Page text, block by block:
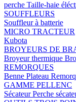
perche Taille-haie
SOUFFLEURS
Souffleur à batterie
MICRO TRACTEUR
Kubota
BROYEURS DE
Broyeur thermique
REMORQUES
Benne Plateau
GAMME PELLENC
SécateurPerche